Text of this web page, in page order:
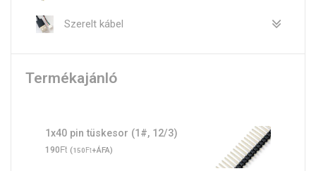
Szerelt kábel
Termékajánló
1x40 pin tüskesor (1#, 12/3)
190Ft (150Ft+ÁFA)